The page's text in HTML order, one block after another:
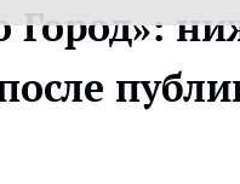
Город»: